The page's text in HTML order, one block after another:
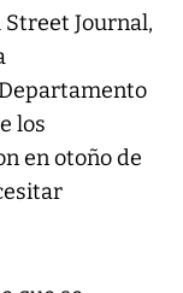
Journal,
los
en otoño de